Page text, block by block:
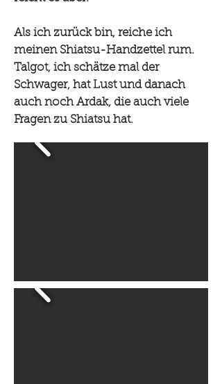
Als ich zurück bin, reiche ich
meinen Shiatsu-Handzettel rum.
Talgot, ich schätze mal der
Schwager, hat Lust und danach
auch noch Ardak, die auch viele
Fragen zu Shiatsu hat.